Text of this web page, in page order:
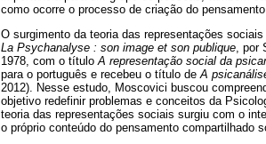
como ocorre o processo de criação do
O surgimento da teoria das representações
La Psychanalyse : son image et son publique ,
1978, com o título A representação social da
para o português e recebeu o título de A
2012). Nesse estudo, Moscovici buscou
objetivo redefinir problemas e conceitos da
teoria das representações sociais surgiu com o
o próprio conteúdo do pensamento compartilhado